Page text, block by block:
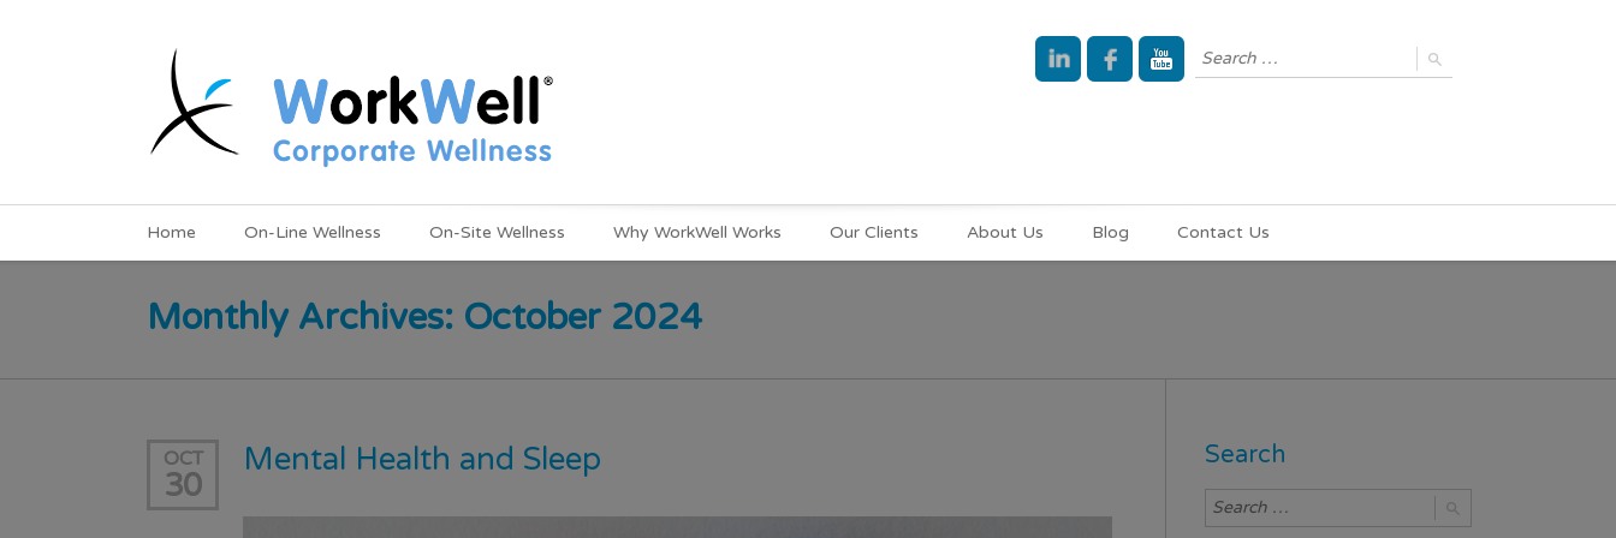
Home On-Line Wellness On-Site Wellness Why WorkWell Works Our Clients About Us Blog Contact Us
Monthly Archives: October 2024
OCT
30
Mental Health and Sleep Search